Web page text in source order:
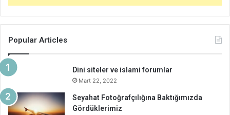
Popular Articles
Dini siteler ve islami forumlar
Mart 22, 2022
Seyahat Fotoğrafçılığına Baktığımızda
Gördüklerimiz